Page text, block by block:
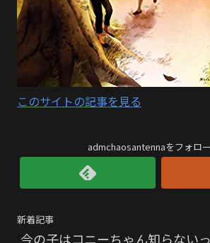
このサイトの記事を見る
admchaosantennaをフォロ
新着記事
今の子はコニーちゃん知らない